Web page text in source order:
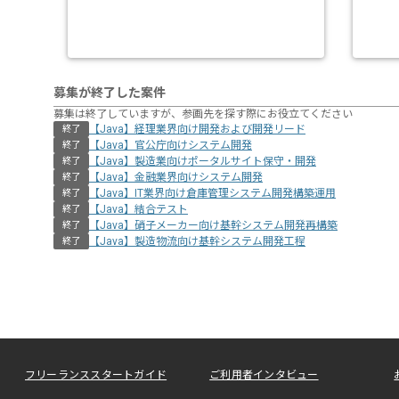
募集が終了した案件
募集は終了していますが、参画先を探す際にお役立てください
終了 【Java】経理業界向け開発および開発リード
終了 【Java】官公庁向けシステム開発
終了 【Java】製造業向けポータルサイト保守・開発
終了 【Java】金融業界向けシステム開発
終了 【Java】IT業界向け倉庫管理システム開発構築運用
終了 【Java】結合テスト
終了 【Java】硝子メーカー向け基幹システム開発再構築
終了 【Java】製造物流向け基幹システム開発工程
フリーランススタートガイド ご利用者インタビュー